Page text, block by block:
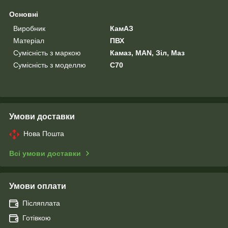
Основні
Виробник
КамАЗ
Матеріал
ПВХ
Сумісність з маркою
Камаз, MAN, Зіл, Маз
Сумісність з моделлю
C70
Умови доставки
Нова Пошта
Всі умови доставки
Умови оплати
Післяплата
Готівкою